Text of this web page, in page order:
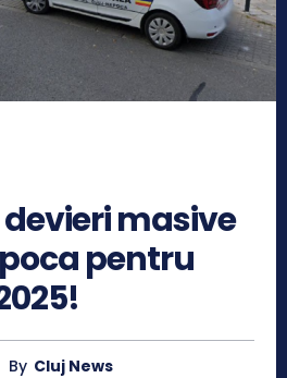
devieri masive
pentru
By Cluj News